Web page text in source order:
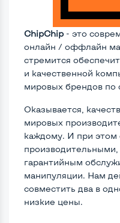
ChipChip- это
онлайн / оффлайн
стремится
и качественной
мировых брендов по
Оказывается,
мировых
каждому. И при этом
гарантийным
манипуляции. Нам
совместить два в
низкие цены.